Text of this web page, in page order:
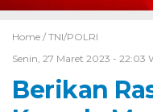
Home / TNI/POLRI
Senin, 27 Maret 2023 - 22:03
Berikan